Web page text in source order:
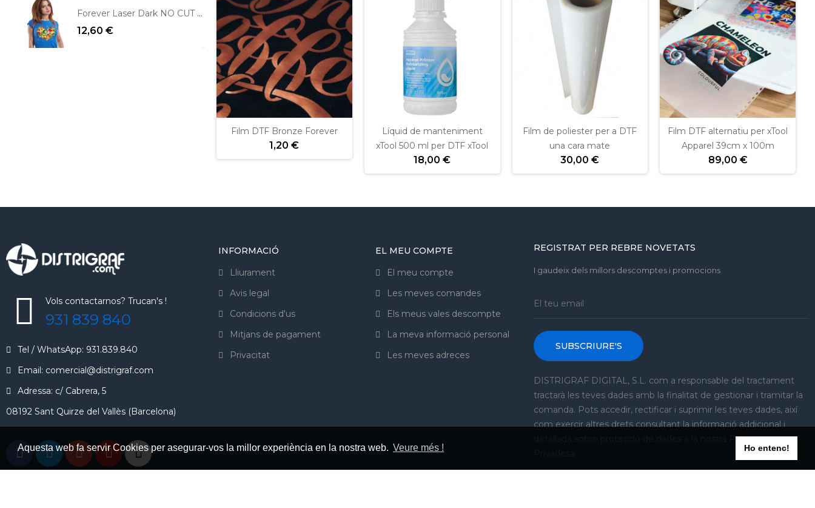
Aquesta web fa servir Cookies per asegurar-vos la millor experiència en la nostra web. Veure més ! Ho entenc!
Forever Laser Dark NO CUT per fons foscos
12,60 €
Film DTF Bronze Forever
1,20 €
Líquid de manteniment
xTool 500 ml per DTF xTool
18,00 €
Film de poliester per a DTF
una cara mate
30,00 €
Film DTF alternatiu per xTool
Apparel 39cm x 100m
89,00 €
Vols contactarnos? Trucan's !
931 839 840
Tel / WhatsApp: 931.839.840
Email: comercial@distrigraf.com
Adressa: c/ Cabrera, 5
08192 Sant Quirze del Vallès (Barcelona)
INFORMACIÓ
Lliurament
Avis legal
Condicions d'us
Mitjans de pagament
Privacitat
EL MEU COMPTE
El meu compte
Les meves comandes
Els meus vales descompte
La meva informació personal
Les meves adreces
REGISTRAT PER REBRE NOVETATS
I gaudeix dels millors descomptes i promocions
SUBSCRIURE'S
DISTRIGRAF DIGITAL, S.L. com a responsable del tractament
tractarà les teves dades amb la finalitat de gestionar i tramitar la
comanda. Pots accedir, rectificar i suprimir les teves dades, així
com exercir altres drets consultant la informació addicional i
detallada sobre protecció de dades a la nostra Política de